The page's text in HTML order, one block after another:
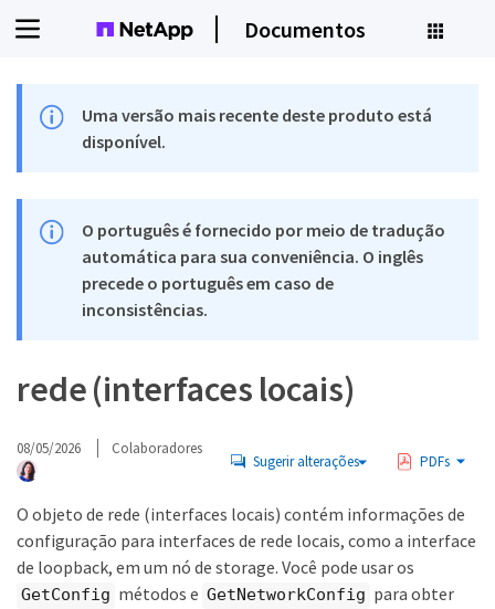
Documentos
Uma versão mais recente deste produto está
disponível.
O português é fornecido por meio de tradução
automática para sua conveniência. O inglês
precede o português em caso de
inconsistências.
rede (interfaces locais)
08/05/2026 Colaboradores
Sugerir alterações PDFs
O objeto de rede (interfaces locais) contém informações de
configuração para interfaces de rede locais, como a interface
de loopback, em um nó de storage. Você pode usar os
GetConfig métodos e GetNetworkConfig para obter